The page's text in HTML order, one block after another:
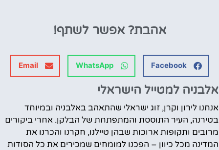
אהבת? אפשר לשתף!
Facebook
WhatsApp
Email
אלבניה למטייל הישראלי
אנחנו לירון וקרן, זוג ישראלי שהתאהב באלבניה ובמיוחד
בטירנה, העיר התוססת והמתפתחת של הבלקן. אחרי ביקורים
מרובים ותקופות ארוכות שבהן טיילנו, חקרנו והכרנו את
המדינה מכל כיוון – הפכנו למומחים שמכירים את כל הסודות